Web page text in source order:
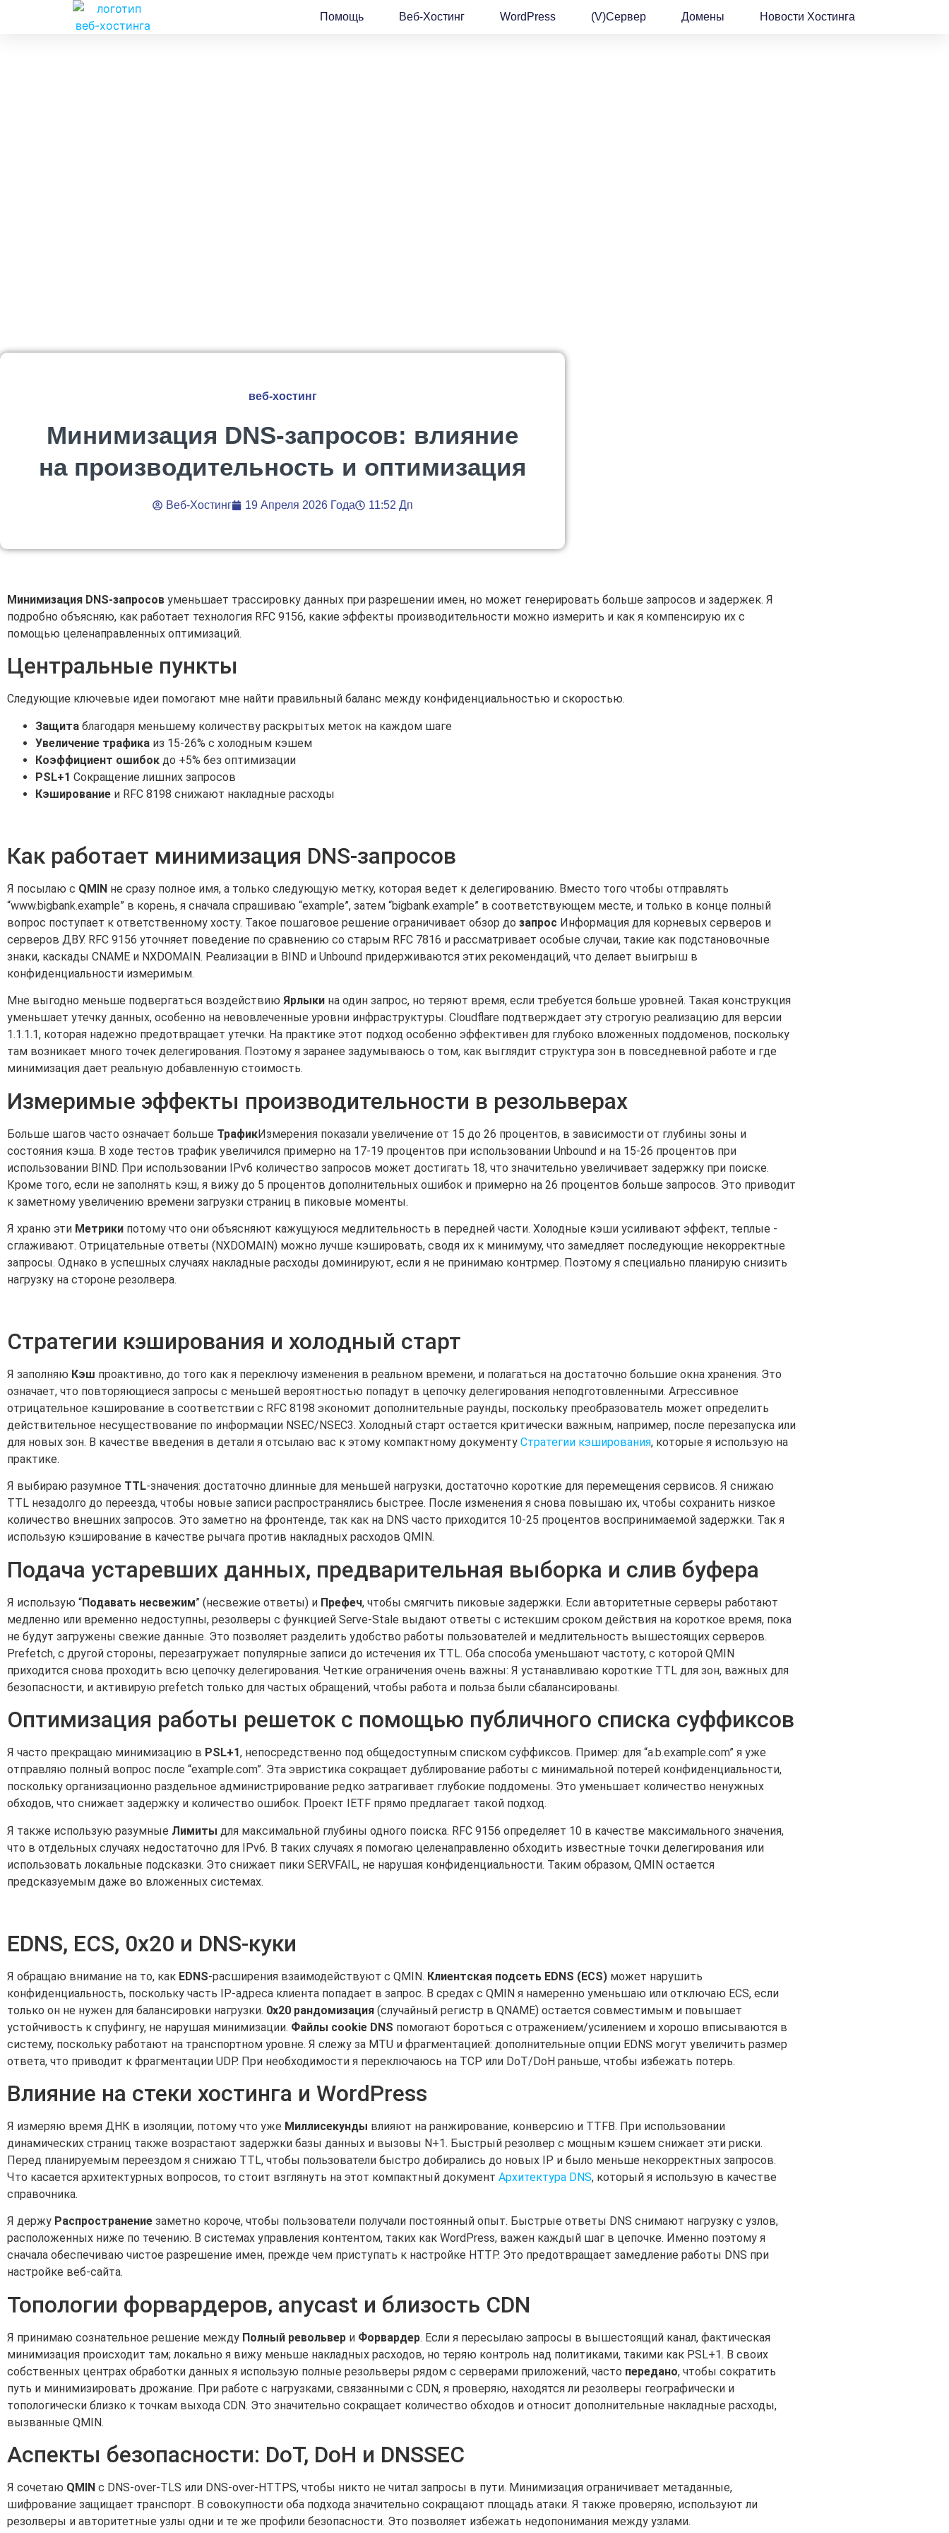
Помощь Веб-Хостинг WordPress (v)Сервер Домены Новости Хостинга
веб-хостинг
Минимизация DNS-запросов: влияние
на производительность и оптимизация
Веб-Хостинг 19 Апреля 2026 Года 11:52 Дп
Минимизация DNS-запросов уменьшает трассировку данных при разрешении имен, но может генерировать больше запросов и задержек. Я
подробно объясняю, как работает технология RFC 9156, какие эффекты производительности можно измерить и как я компенсирую их с
помощью целенаправленных оптимизаций.
Центральные пункты
Следующие ключевые идеи помогают мне найти правильный баланс между конфиденциальностью и скоростью.
Защита благодаря меньшему количеству раскрытых меток на каждом шаге
Увеличение трафика из 15-26% с холодным кэшем
Коэффициент ошибок до +5% без оптимизации
PSL+1 Сокращение лишних запросов
Кэширование и RFC 8198 снижают накладные расходы
Как работает минимизация DNS-запросов
Я посылаю с QMIN не сразу полное имя, а только следующую метку, которая ведет к делегированию. Вместо того чтобы отправлять
“www.bigbank.example” в корень, я сначала спрашиваю “example”, затем “bigbank.example” в соответствующем месте, и только в конце полный
вопрос поступает к ответственному хосту. Такое пошаговое решение ограничивает обзор до запрос Информация для корневых серверов и
серверов ДВУ. RFC 9156 уточняет поведение по сравнению со старым RFC 7816 и рассматривает особые случаи, такие как подстановочные
знаки, каскады CNAME и NXDOMAIN. Реализации в BIND и Unbound придерживаются этих рекомендаций, что делает выигрыш в
конфиденциальности измеримым.
Мне выгодно меньше подвергаться воздействию Ярлыки на один запрос, но теряют время, если требуется больше уровней. Такая конструкция
уменьшает утечку данных, особенно на невовлеченные уровни инфраструктуры. Cloudflare подтверждает эту строгую реализацию для версии
1.1.1.1, которая надежно предотвращает утечки. На практике этот подход особенно эффективен для глубоко вложенных поддоменов, поскольку
там возникает много точек делегирования. Поэтому я заранее задумываюсь о том, как выглядит структура зон в повседневной работе и где
минимизация дает реальную добавленную стоимость.
Измеримые эффекты производительности в резольверах
Больше шагов часто означает больше ТрафикИзмерения показали увеличение от 15 до 26 процентов, в зависимости от глубины зоны и
состояния кэша. В ходе тестов трафик увеличился примерно на 17-19 процентов при использовании Unbound и на 15-26 процентов при
использовании BIND. При использовании IPv6 количество запросов может достигать 18, что значительно увеличивает задержку при поиске.
Кроме того, если не заполнять кэш, я вижу до 5 процентов дополнительных ошибок и примерно на 26 процентов больше запросов. Это приводит
к заметному увеличению времени загрузки страниц в пиковые моменты.
Я храню эти Метрики потому что они объясняют кажущуюся медлительность в передней части. Холодные кэши усиливают эффект, теплые -
сглаживают. Отрицательные ответы (NXDOMAIN) можно лучше кэшировать, сводя их к минимуму, что замедляет последующие некорректные
запросы. Однако в успешных случаях накладные расходы доминируют, если я не принимаю контрмер. Поэтому я специально планирую снизить
нагрузку на стороне резолвера.
Стратегии кэширования и холодный старт
Я заполняю Кэш проактивно, до того как я переключу изменения в реальном времени, и полагаться на достаточно большие окна хранения. Это
означает, что повторяющиеся запросы с меньшей вероятностью попадут в цепочку делегирования неподготовленными. Агрессивное
отрицательное кэширование в соответствии с RFC 8198 экономит дополнительные раунды, поскольку преобразователь может определить
действительное несуществование по информации NSEC/NSEC3. Холодный старт остается критически важным, например, после перезапуска или
для новых зон. В качестве введения в детали я отсылаю вас к этому компактному документу Стратегии кэширования, которые я использую на
практике.
Я выбираю разумное TTL-значения: достаточно длинные для меньшей нагрузки, достаточно короткие для перемещения сервисов. Я снижаю
TTL незадолго до переезда, чтобы новые записи распространялись быстрее. После изменения я снова повышаю их, чтобы сохранить низкое
количество внешних запросов. Это заметно на фронтенде, так как на DNS часто приходится 10-25 процентов воспринимаемой задержки. Так я
использую кэширование в качестве рычага против накладных расходов QMIN.
Подача устаревших данных, предварительная выборка и слив буфера
Я использую “Подавать несвежим” (несвежие ответы) и Префеч, чтобы смягчить пиковые задержки. Если авторитетные серверы работают
медленно или временно недоступны, резолверы с функцией Serve-Stale выдают ответы с истекшим сроком действия на короткое время, пока
не будут загружены свежие данные. Это позволяет разделить удобство работы пользователей и медлительность вышестоящих серверов.
Prefetch, с другой стороны, перезагружает популярные записи до истечения их TTL. Оба способа уменьшают частоту, с которой QMIN
приходится снова проходить всю цепочку делегирования. Четкие ограничения очень важны: Я устанавливаю короткие TTL для зон, важных для
безопасности, и активирую prefetch только для частых обращений, чтобы работа и польза были сбалансированы.
Оптимизация работы решеток с помощью публичного списка суффиксов
Я часто прекращаю минимизацию в PSL+1, непосредственно под общедоступным списком суффиксов. Пример: для “a.b.example.com” я уже
отправляю полный вопрос после “example.com”. Эта эвристика сокращает дублирование работы с минимальной потерей конфиденциальности,
поскольку организационно раздельное администрирование редко затрагивает глубокие поддомены. Это уменьшает количество ненужных
обходов, что снижает задержку и количество ошибок. Проект IETF прямо предлагает такой подход.
Я также использую разумные Лимиты для максимальной глубины одного поиска. RFC 9156 определяет 10 в качестве максимального значения,
что в отдельных случаях недостаточно для IPv6. В таких случаях я помогаю целенаправленно обходить известные точки делегирования или
использовать локальные подсказки. Это снижает пики SERVFAIL, не нарушая конфиденциальности. Таким образом, QMIN остается
предсказуемым даже во вложенных системах.
EDNS, ECS, 0x20 и DNS-куки
Я обращаю внимание на то, как EDNS-расширения взаимодействуют с QMIN. Клиентская подсеть EDNS (ECS) может нарушить
конфиденциальность, поскольку часть IP-адреса клиента попадает в запрос. В средах с QMIN я намеренно уменьшаю или отключаю ECS, если
только он не нужен для балансировки нагрузки. 0x20 рандомизация (случайный регистр в QNAME) остается совместимым и повышает
устойчивость к спуфингу, не нарушая минимизации. Файлы cookie DNS помогают бороться с отражением/усилением и хорошо вписываются в
систему, поскольку работают на транспортном уровне. Я слежу за MTU и фрагментацией: дополнительные опции EDNS могут увеличить размер
ответа, что приводит к фрагментации UDP. При необходимости я переключаюсь на TCP или DoT/DoH раньше, чтобы избежать потерь.
Влияние на стеки хостинга и WordPress
Я измеряю время ДНК в изоляции, потому что уже Миллисекунды влияют на ранжирование, конверсию и TTFB. При использовании
динамических страниц также возрастают задержки базы данных и вызовы N+1. Быстрый резолвер с мощным кэшем снижает эти риски.
Перед планируемым переездом я снижаю TTL, чтобы пользователи быстро добирались до новых IP и было меньше некорректных запросов.
Что касается архитектурных вопросов, то стоит взглянуть на этот компактный документ Архитектура DNS, который я использую в качестве
справочника.
Я держу Распространение заметно короче, чтобы пользователи получали постоянный опыт. Быстрые ответы DNS снимают нагрузку с узлов,
расположенных ниже по течению. В системах управления контентом, таких как WordPress, важен каждый шаг в цепочке. Именно поэтому я
сначала обеспечиваю чистое разрешение имен, прежде чем приступать к настройке HTTP. Это предотвращает замедление работы DNS при
настройке веб-сайта.
Топологии форвардеров, anycast и близость CDN
Я принимаю сознательное решение между Полный револьвер и Форвардер. Если я пересылаю запросы в вышестоящий канал, фактическая
минимизация происходит там; локально я вижу меньше накладных расходов, но теряю контроль над политиками, такими как PSL+1. В своих
собственных центрах обработки данных я использую полные резольверы рядом с серверами приложений, часто передано, чтобы сократить
путь и минимизировать дрожание. При работе с нагрузками, связанными с CDN, я проверяю, находятся ли резолверы географически и
топологически близко к точкам выхода CDN. Это значительно сокращает количество обходов и относит дополнительные накладные расходы,
вызванные QMIN.
Аспекты безопасности: DoT, DoH и DNSSEC
Я сочетаю QMIN с DNS-over-TLS или DNS-over-HTTPS, чтобы никто не читал запросы в пути. Минимизация ограничивает метаданные,
шифрование защищает транспорт. В совокупности оба подхода значительно сокращают площадь атаки. Я также проверяю, используют ли
резолверы и авторитетные узлы одни и те же профили безопасности. Это позволяет избежать недопонимания между узлами.